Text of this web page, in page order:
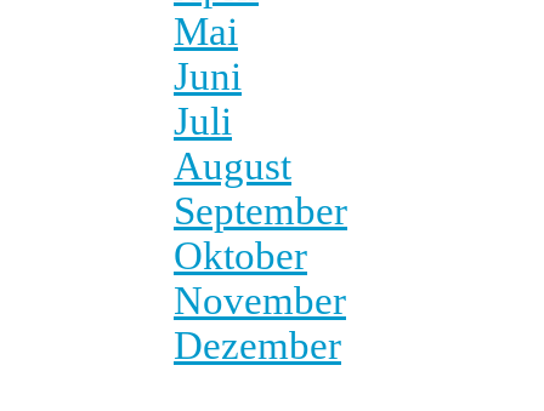
Mai
Juni
Juli
August
September
Oktober
November
Dezember